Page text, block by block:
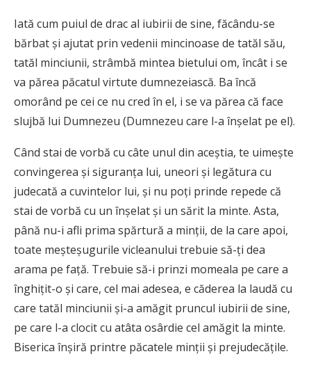
Iată cum puiul de drac al iubirii de sine, făcându-se
bărbat şi ajutat prin vedenii mincinoase de tatăl său,
tatăl minciunii, strâmbă mintea bietului om, încât i se
va părea păcatul virtute dumnezeiască. Ba încă
omorând pe cei ce nu cred în el, i se va părea că face
slujbă lui Dumnezeu (Dumnezeu care l-a înşelat pe el).
Când stai de vorbă cu câte unul din aceştia, te uimeşte
convingerea şi siguranţa lui, uneori şi legătura cu
judecată a cuvintelor lui, şi nu poţi prinde repede că
stai de vorbă cu un înşelat şi un sărit la minte. Asta,
până nu-i afli prima spărtură a minţii, de la care apoi,
toate meşteşugurile vicleanului trebuie să-ţi dea
arama pe faţă. Trebuie să-i prinzi momeala pe care a
înghiţit-o şi care, cel mai adesea, e căderea la laudă cu
care tatăl minciunii şi-a amăgit pruncul iubirii de sine,
pe care l-a clocit cu atâta osârdie cel amăgit la minte.
Biserica înşiră printre păcatele minţii şi prejudecăţile.